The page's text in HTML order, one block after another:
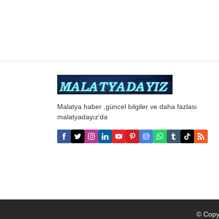
Malatya haber ,güncel bilgiler ve daha fazlası
malatyadayız'da
©